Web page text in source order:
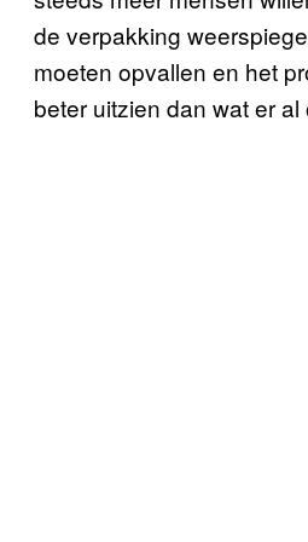
de verpakking
moeten opvallen en het
beter uitzien dan wat er al